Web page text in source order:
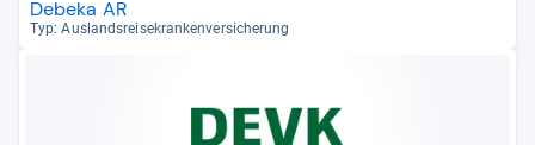
Debeka AR
Typ: Aus­lands­rei­se­kran­ken­ver­si­che­rung